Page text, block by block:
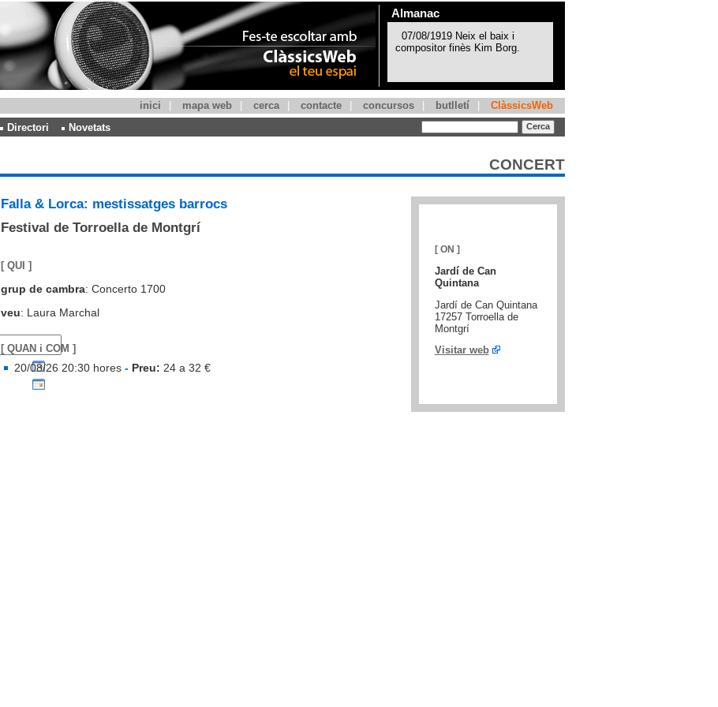
Almanac
inici mapa web cerca contacte concursos butlletí
ClàssicsWeb
Directori Novetats
CONCERT
Falla & Lorca: mestissatges barrocs
Festival de Torroella de Montgrí
[ QUI ]
grup de cambra: Concerto 1700
veu: Laura Marchal
[ QUAN i COM ]
20/08/26 20:30 hores - Preu: 24 a 32 €
[ ON ]
Jardí de Can
Quintana
Jardí de Can Quintana
17257 Torroella de
Montgrí
Visitar web